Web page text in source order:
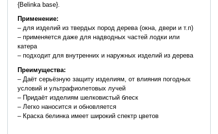
{Belinka base}.
Применение:
– для изделий из твердых пород дерева (окна, двери и т.п)
– применяется даже для надводных частей лодки или
катера
– подходит для внутренних и наружных изделий из дерева
Преимущества:
– Даёт серьёзную защиту изделиям, от влияния погодных
условий и ультрафиолетовых лучей
– Придаёт изделиям шелковистый блеск
– Легко наносится и обновляется
– Краска белинка имеет широкий спектр цветов